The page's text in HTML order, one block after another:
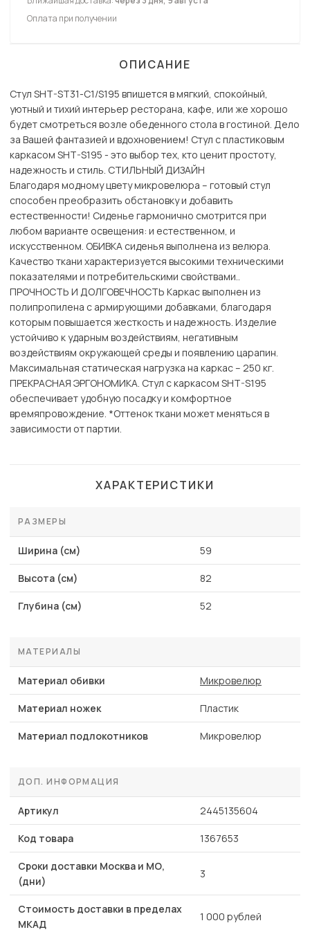
Оплата при получении
ОПИСАНИЕ
Стул SHT-ST31-С1/S195 впишется в мягкий, спокойный,
уютный и тихий интерьер ресторана, кафе, или же хорошо
будет смотреться возле обеденного стола в гостиной. Дело
за Вашей фантазией и вдохновением! Стул с пластиковым
каркасом SHT-S195 - это выбор тех, кто ценит простоту,
надежность и стиль. СТИЛЬНЫЙ ДИЗАЙН
Благодаря модному цвету микровелюра – готовый стул
способен преобразить обстановку и добавить
естественности! Сиденье гармонично смотрится при
любом варианте освещения: и естественном, и
искусственном. ОБИВКА сиденья выполнена из велюра.
Качество ткани характеризуется высокими техническими
показателями и потребительскими свойствами..
ПРОЧНОСТЬ И ДОЛГОВЕЧНОСТЬ Каркас выполнен из
полипропилена с армирующими добавками, благодаря
которым повышается жесткость и надежность. Изделие
устойчиво к ударным воздействиям, негативным
воздействиям окружающей среды и появлению царапин.
Максимальная статическая нагрузка на каркас – 250 кг.
ПРЕКРАСНАЯ ЭРГОНОМИКА. Стул с каркасом SHT-S195
обеспечивает удобную посадку и комфортное
времяпровождение. *Оттенок ткани может меняться в
зависимости от партии.
ХАРАКТЕРИСТИКИ
РАЗМЕРЫ
Ширина (см) 59
Высота (см) 82
Глубина (см) 52
МАТЕРИАЛЫ
Материал обивки Микровелюр
Материал ножек Пластик
Материал подлокотников Микровелюр
ДОП. ИНФОРМАЦИЯ
Артикул 2445135604
Код товара 1367653
Сроки доставки Москва и МО,
(дни)
3
Стоимость доставки в пределах
МКАД
1 000 рублей